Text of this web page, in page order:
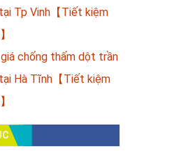
Tp Vinh【Tiết kiệm
chống thấm dột trần
Hà Tĩnh【Tiết kiệm